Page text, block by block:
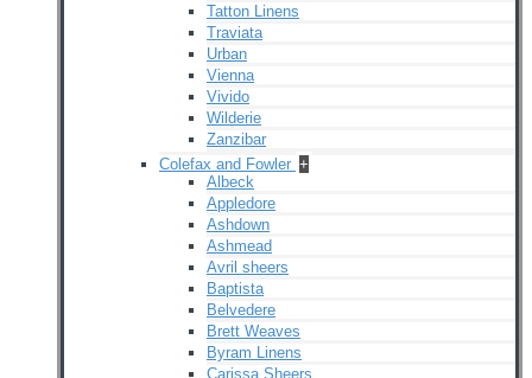
Tatton Linens
Traviata
Urban
Vienna
Vivido
Wilderie
Zanzibar
Colefax and Fowler +
Albeck
Appledore
Ashdown
Ashmead
Avril sheers
Baptista
Belvedere
Brett Weaves
Byram Linens
Carissa Sheers